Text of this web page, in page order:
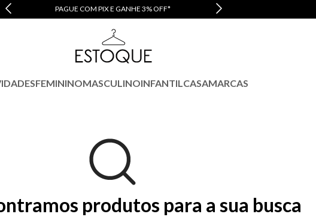
PAGUE COM PIX E GANHE 3% OFF*
FEMININOMASCULINOINFANTILCASAMARCAS
produtos para a sua busca